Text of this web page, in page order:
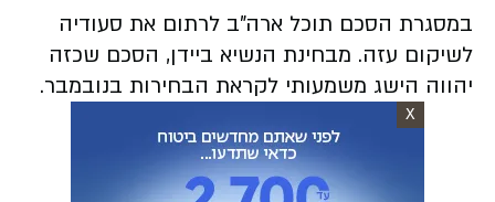
במסגרת הסכם תוכל ארה"ב לרתום את סעודיה
לשיקום עזה. מבחינת הנשיא ביידן, הסכם שכזה
יהווה הישג משמעותי לקראת הבחירות בנובמבר.
X